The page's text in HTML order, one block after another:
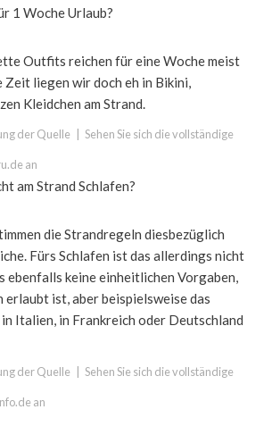
1 Woche Urlaub?
Outfits reichen für eine Woche meist
Zeit liegen wir doch eh in Bikini,
Kleidchen am Strand.
der Quelle Sehen Sie sich die vollständige
an
am Strand Schlafen?
die Strandregeln diesbezüglich
Fürs Schlafen ist das allerdings nicht
ebenfalls keine einheitlichen Vorgaben,
erlaubt ist, aber beispielsweise das
in Italien, in Frankreich oder Deutschland
der Quelle Sehen Sie sich die vollständige
an